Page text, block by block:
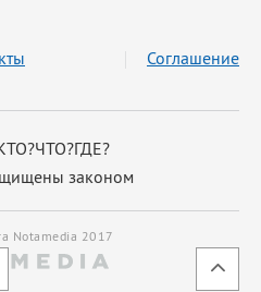
законом
Соглашение
Notamedia 2017